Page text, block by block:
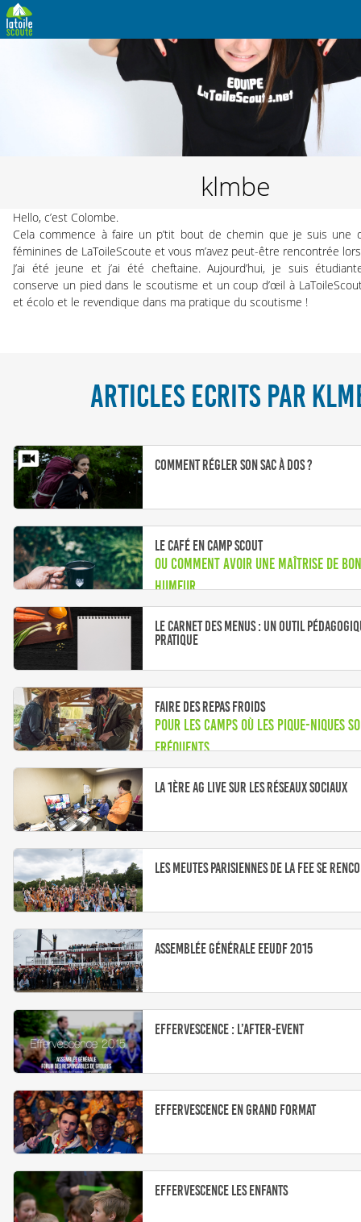
klmbe
Hello, c’est Colombe.
Cela commence à faire un p’tit bout de chemin que je suis une
féminines de LaToileScoute et vous m’avez peut-être rencontrée
J’ai été jeune et j’ai été cheftaine. Aujourd’hui, je suis
conserve un pied dans le scoutisme et un coup d’œil à
et écolo et le revendique dans ma pratique du scoutisme !
ARTICLES ECRITS PAR
Comment régler son sac à dos ?
Le café en camp scout
ou comment avoir une maîtrise de
humeur
Le carnet des menus : un outil
pratique
Faire des repas froids
Pour les camps où les pique-niques
fréquents
La 1ère AG live sur les réseaux sociaux
Les meutes parisiennes de la FEE se
Assemblée Générale EEUDF 2015
Effervescence : l’after-event
Effervescence en grand format
Effervescence les enfants